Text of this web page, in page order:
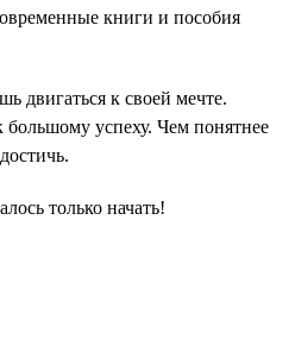
книги и пособия
двигаться к своей мечте.
успеху. Чем понятнее
только начать!